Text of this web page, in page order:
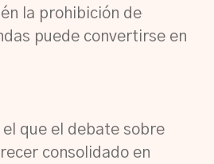
la prohibición de
puede convertirse en
el que el debate sobre
consolidado en